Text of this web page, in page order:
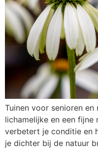
Tuinen voor senioren en
lichamelijke en een
verbetert je conditie en
je dichter bij de natuur